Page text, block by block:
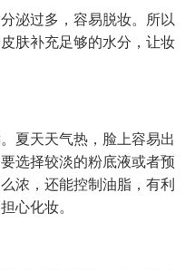
泌过多，容易脱妆。所以
肤补充足够的水分，让妆
夏天天气热，脸上容易出
选择较淡的粉底液或者预
浓，还能控制油脂，有利
心化妆。